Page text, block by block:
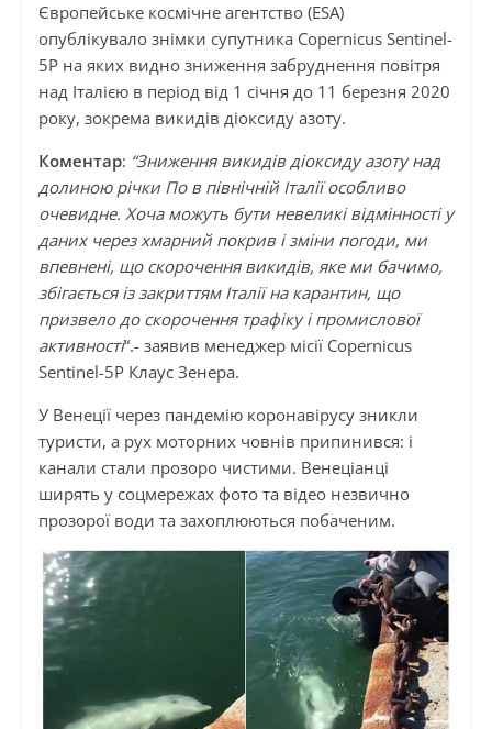
Європейське космічне агентство (ESA)
опублікувало знімки супутника Copernicus Sentinel-
5P на яких видно зниження забруднення повітря
над Італією в період від 1 січня до 11 березня 2020
року, зокрема викидів діоксиду азоту.
Коментар: “Зниження викидів діоксиду азоту над
долиною річки По в північній Італії особливо
очевидне. Хоча можуть бути невеликі відмінності у
даних через хмарний покрив і зміни погоди, ми
впевнені, що скорочення викидів, яке ми бачимо,
збігається із закриттям Італії на карантин, що
призвело до скорочення трафіку і промислової
активності“.- заявив менеджер місії Copernicus
Sentinel-5P Клаус Зенера.
У Венеції через пандемію коронавірусу зникли
туристи, а рух моторних човнів припинився: і
канали стали прозоро чистими. Венеціанці
ширять у соцмережах фото та відео незвично
прозорої води та захоплюються побаченим.